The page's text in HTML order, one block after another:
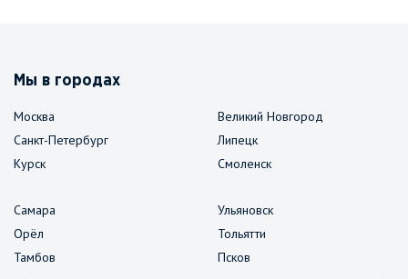
Мы в городах
Москва
Санкт-Петербург
Курск
Великий Новгород
Липецк
Смоленск
Самара
Орёл
Тамбов
Ульяновск
Тольятти
Псков